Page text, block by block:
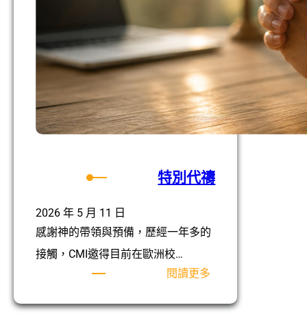
本
土
立
之
旅
特別代禱
2026 年 5 月 11 日
感謝神的帶領與預備，歷經一年多的
接觸，CMI邀得目前在歐洲校…
閱讀更多
別